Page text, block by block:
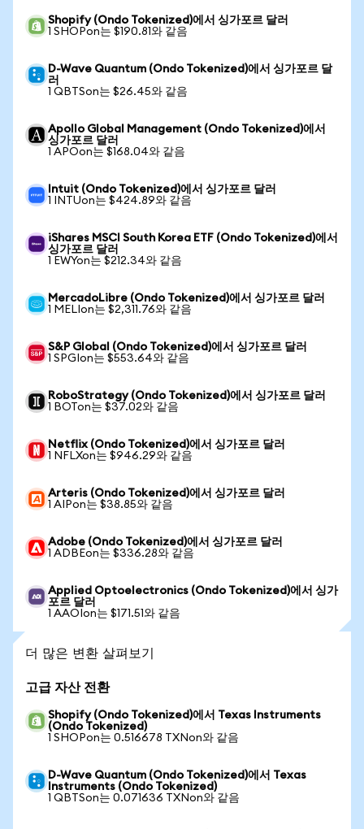
Shopify (Ondo Tokenized)에서 싱가포르 달러
1 SHOPon는 $190.81와 같음
D-Wave Quantum (Ondo Tokenized)에서 싱가포르 달
러
1 QBTSon는 $26.45와 같음
Apollo Global Management (Ondo Tokenized)에서
싱가포르 달러
1 APOon는 $168.04와 같음
Intuit (Ondo Tokenized)에서 싱가포르 달러
1 INTUon는 $424.89와 같음
iShares MSCI South Korea ETF (Ondo Tokenized)에서
싱가포르 달러
1 EWYon는 $212.34와 같음
MercadoLibre (Ondo Tokenized)에서 싱가포르 달러
1 MELIon는 $2,311.76와 같음
S&P Global (Ondo Tokenized)에서 싱가포르 달러
1 SPGIon는 $553.64와 같음
RoboStrategy (Ondo Tokenized)에서 싱가포르 달러
1 BOTon는 $37.02와 같음
Netflix (Ondo Tokenized)에서 싱가포르 달러
1 NFLXon는 $946.29와 같음
Arteris (Ondo Tokenized)에서 싱가포르 달러
1 AIPon는 $38.85와 같음
Adobe (Ondo Tokenized)에서 싱가포르 달러
1 ADBEon는 $336.28와 같음
Applied Optoelectronics (Ondo Tokenized)에서 싱가
포르 달러
1 AAOIon는 $171.51와 같음
더 많은 변환 살펴보기
고급 자산 전환
Shopify (Ondo Tokenized)에서 Texas Instruments
(Ondo Tokenized)
1 SHOPon는 0.516678 TXNon와 같음
D-Wave Quantum (Ondo Tokenized)에서 Texas
Instruments (Ondo Tokenized)
1 QBTSon는 0.071636 TXNon와 같음